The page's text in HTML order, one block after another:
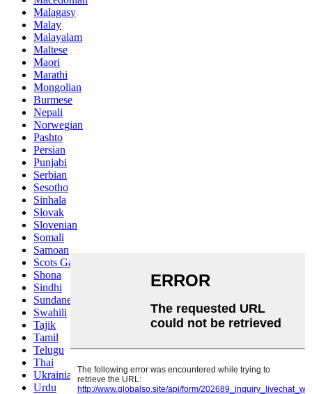
Malagasy
Malay
Malayalam
Maltese
Maori
Marathi
Mongolian
Burmese
Nepali
Norwegian
Pashto
Persian
Punjabi
Serbian
Sesotho
Sinhala
Slovak
Slovenian
Somali
Samoan
Scots Gaelic
Shona
Sindhi
Sundanese
Swahili
Tajik
Tamil
Telugu
Thai
Ukrainian
Urdu